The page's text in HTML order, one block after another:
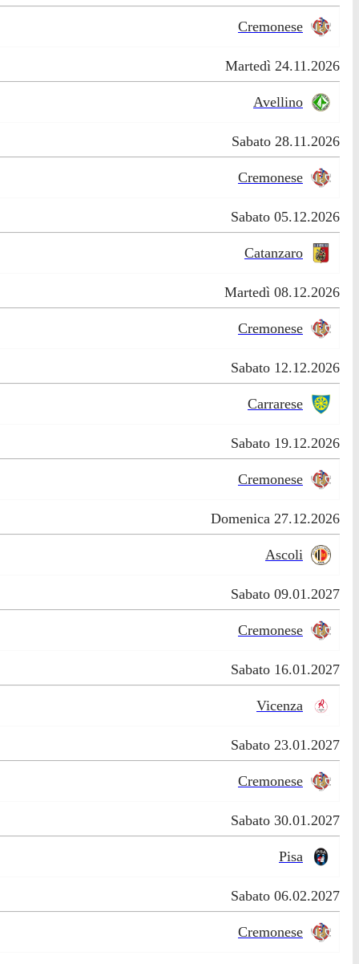
Cremonese
Martedì 24.11.2026
Avellino
Sabato 28.11.2026
Cremonese
Sabato 05.12.2026
Catanzaro
Martedì 08.12.2026
Cremonese
Sabato 12.12.2026
Carrarese
Sabato 19.12.2026
Cremonese
Domenica 27.12.2026
Ascoli
Sabato 09.01.2027
Cremonese
Sabato 16.01.2027
Vicenza
Sabato 23.01.2027
Cremonese
Sabato 30.01.2027
Pisa
Sabato 06.02.2027
Cremonese